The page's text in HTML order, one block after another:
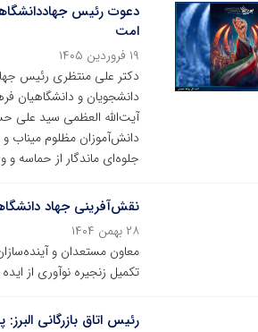
دعوت رئیس
امت
۱۹ فروردین ۱۴۰۵
دکتر علی منتظری رئیس
دانشجویان و دانشگاهیان
آیت‌الله العظمی سید علی
دانش‌آموزان مظلوم میناب
جلوه‌ای ماندگار از حماسه و
نقش‌آفرینی جهاد
۲۸ بهمن ۱۴۰۴
معاون مستعدان و
تکمیل زنجیره نوآوری از
رئیس اتاق بازرگانی